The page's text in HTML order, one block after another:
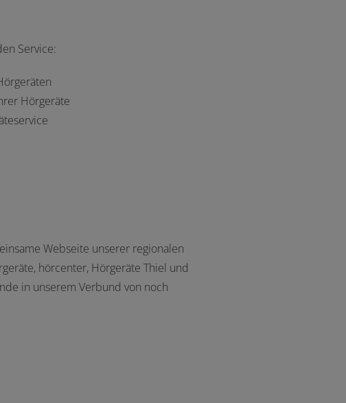
Service:
Hörgeräte
Webseite unserer regionalen
hörcenter, Hörgeräte Thiel und
in unserem Verbund von noch